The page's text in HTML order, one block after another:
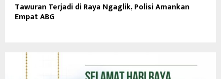
Tawuran Terjadi di Raya Ngaglik, Polisi Amankan
Empat ABG